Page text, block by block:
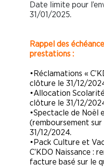
Date limite pour
31/01/2025.
Rappel des
prestations :
•Réclamations «
clôture le 31/12/
•Allocation
clôture le 31/12/
•Spectacle de Noël
(remboursement
31/12/2024.
•Pack Culture et
C’KDO Naissance :
facture basé sur le